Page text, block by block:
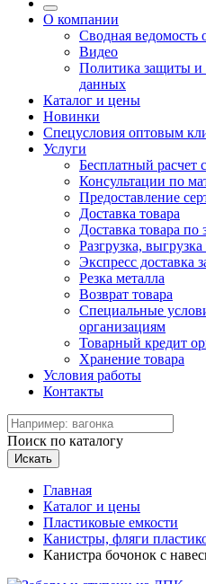
О компании
Сводная ведомость
Видео
Политика защиты и
данных
Каталог и цены
Новинки
Спецусловия оптовым
Услуги
Бесплатный расчет
Консультации по
Предоставление
Доставка товара
Доставка товара по
Разгрузка,
Экспресс доставка
Резка металла
Возврат товара
Специальные
организациям
Товарный кредит
Хранение товара
Условия работы
Контакты
Поиск по каталогу
Искать
Главная
Каталог и цены
Пластиковые емкости
Канистры, фляги
Канистра бочонок с